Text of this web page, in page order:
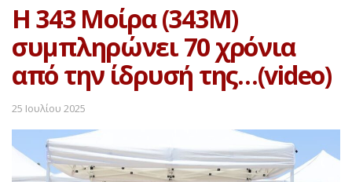
H 343 Μοίρα (343Μ)
συμπληρώνει 70 χρόνια
από την ίδρυσή της…(video)
25 Ιουλίου 2025